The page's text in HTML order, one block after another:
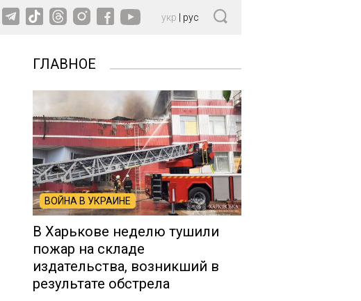
укр рус
ГЛАВНОЕ
ВОЙНА В УКРАИНЕ
В Харькове неделю тушили
пожар на складе
издательства, возникший в
результате обстрела